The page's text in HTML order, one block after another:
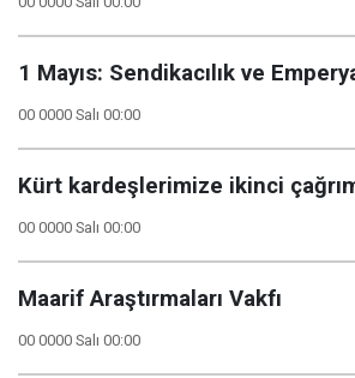
1 Mayıs: Sendikacılık ve
00 0000 Salı 00:00
Kürt kardeşlerimize ikinci
00 0000 Salı 00:00
Maarif Araştırmaları Vakfı
00 0000 Salı 00:00